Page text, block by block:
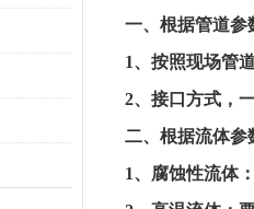
一、根据管道参
1、按照现场管
2、接口方式，
二、根据流体参
1、腐蚀性流体